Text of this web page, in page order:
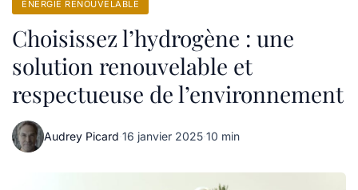
ÉNERGIE RENOUVELABLE
Choisissez l’hydrogène : une
solution renouvelable et
respectueuse de l’environnement
Audrey Picard·16 janvier 2025·10 min